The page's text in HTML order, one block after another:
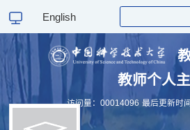
English
教师个人
访问量： 00014096 最后更新时间